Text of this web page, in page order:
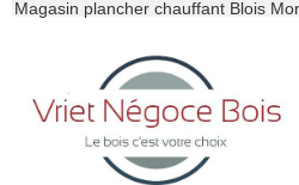
Magasin plancher chauffant Blois